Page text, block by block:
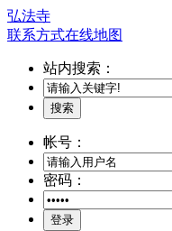
弘法寺
联系方式在线地图
站内搜索：
搜索
帐号：
密码：
登录